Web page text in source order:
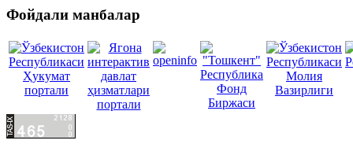
Фойдали манбалар